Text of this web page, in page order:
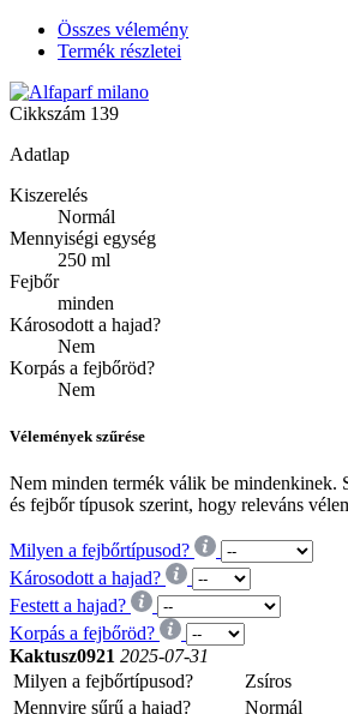
Összes vélemény
Termék részletei
Cikkszám 139
Adatlap
Kiszerelés
Normál
Mennyiségi egység
250 ml
Fejbőr
minden
Károsodott a hajad?
Nem
Korpás a fejbőröd?
Nem
Vélemények szűrése
Nem minden termék válik be mindenkinek.
és fejbőr típusok szerint, hogy releváns
Milyen a fejbőrtípusod?
Károsodott a hajad?
Festett a hajad?
Korpás a fejbőröd?
Kaktusz0921 2025-07-31
Milyen a fejbőrtípusod?
Zsíros
Mennyire sűrű a hajad?
Normál